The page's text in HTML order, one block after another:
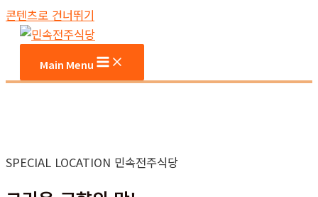
콘텐츠로 건너뛰기
Main Menu
SPECIAL LOCATION 민속전주식당